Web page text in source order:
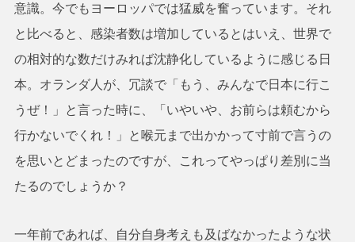
意識。今でもヨーロッパでは猛威を奮っています。それ
と比べると、感染者数は増加しているとはいえ、世界で
の相対的な数だけみれば沈静化しているように感じる日
本。オランダ人が、冗談で「もう、みんなで日本に行こ
うぜ！」と言った時に、「いやいや、お前らは頼むから
行かないでくれ！」と喉元まで出かかって寸前で言うの
を思いとどまったのですが、これってやっぱり差別に当
たるのでしょうか？
一年前であれば、自分自身考えも及ばなかったような状